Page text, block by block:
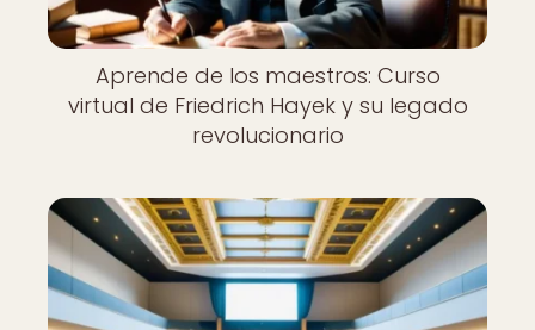
Aprende de los maestros: Curso
virtual de Friedrich Hayek y su legado
revolucionario